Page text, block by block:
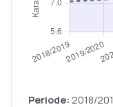
Periode: 2018/